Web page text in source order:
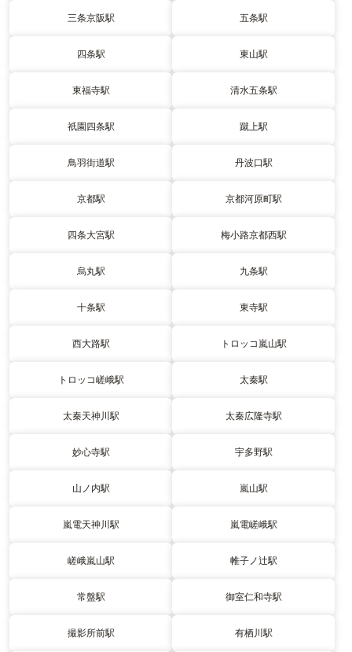
三条京阪駅 五条駅
四条駅 東山駅
東福寺駅 清水五条駅
祇園四条駅 蹴上駅
鳥羽街道駅 丹波口駅
京都駅 京都河原町駅
四条大宮駅 梅小路京都西駅
烏丸駅 九条駅
十条駅 東寺駅
西大路駅 トロッコ嵐山駅
トロッコ嵯峨駅 太秦駅
太秦天神川駅 太秦広隆寺駅
妙心寺駅 宇多野駅
山ノ内駅 嵐山駅
嵐電天神川駅 嵐電嵯峨駅
嵯峨嵐山駅 帷子ノ辻駅
常盤駅 御室仁和寺駅
撮影所前駅 有栖川駅